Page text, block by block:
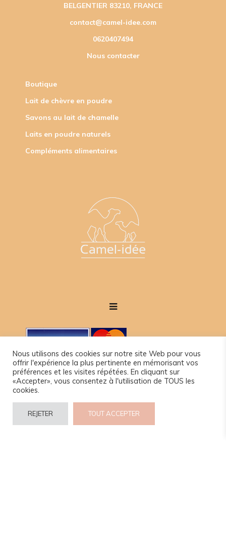
BELGENTIER 83210, FRANCE
contact@camel-idee.com
0620407494
Nous contacter
Boutique
Lait de chèvre en poudre
Savons au lait de chamelle
Laits en poudre naturels
Compléments alimentaires
Nous utilisons des cookies sur notre site Web pour vous
offrir l'expérience la plus pertinente en mémorisant vos
préférences et les visites répétées. En cliquant sur
«Accepter», vous consentez à l'utilisation de TOUS les
cookies.
REJETER TOUT ACCEPTER